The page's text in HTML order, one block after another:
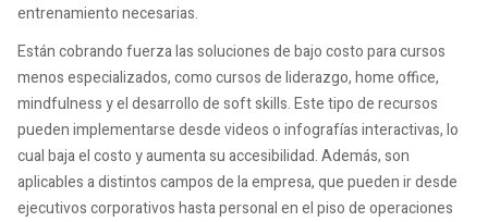
entrenamiento necesarias.
Están cobrando fuerza las soluciones de bajo costo para cursos
menos especializados, como cursos de liderazgo, home office,
mindfulness y el desarrollo de soft skills. Este tipo de recursos
pueden implementarse desde videos o infografías interactivas, lo
cual baja el costo y aumenta su accesibilidad. Además, son
aplicables a distintos campos de la empresa, que pueden ir desde
ejecutivos corporativos hasta personal en el piso de operaciones